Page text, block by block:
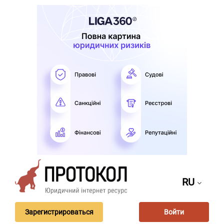
RU
Зарегистрироваться Войти